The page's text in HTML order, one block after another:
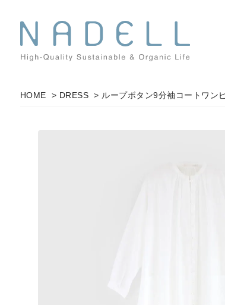
HOME > DRESS > ループボタン9分袖コートワン